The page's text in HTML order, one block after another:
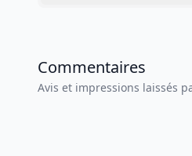
Commentaires
Avis et impressions laissés